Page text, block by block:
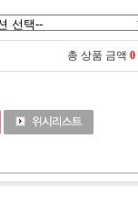
총 상품 금액 0